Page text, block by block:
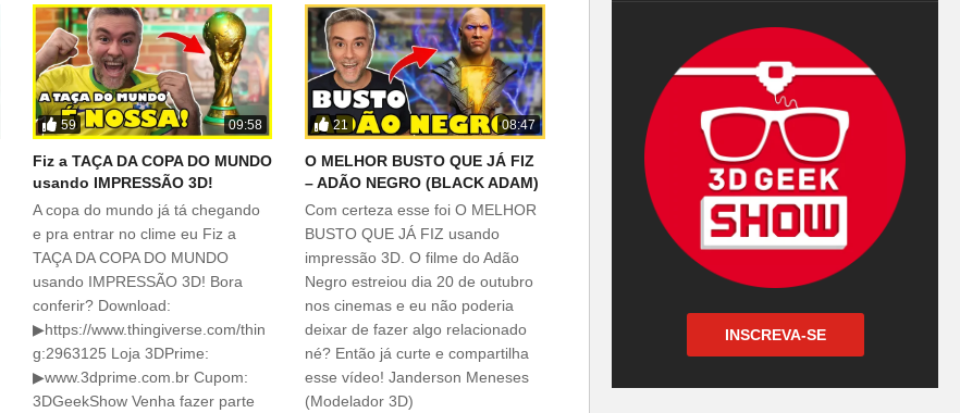
59 09:58
Fiz a TAÇA DA COPA DO MUNDO
usando IMPRESSÃO 3D!
A copa do mundo já tá chegando
e pra entrar no clime eu Fiz a
TAÇA DA COPA DO MUNDO
usando IMPRESSÃO 3D! Bora
conferir? Download:
▶https://www.thingiverse.com/thin
g:2963125 Loja 3DPrime:
▶www.3dprime.com.br Cupom:
3DGeekShow Venha fazer parte
21 08:47
O MELHOR BUSTO QUE JÁ FIZ
– ADÃO NEGRO (BLACK ADAM)
Com certeza esse foi O MELHOR
BUSTO QUE JÁ FIZ usando
impressão 3D. O filme do Adão
Negro estreiou dia 20 de outubro
nos cinemas e eu não poderia
deixar de fazer algo relacionado
né? Então já curte e compartilha
esse vídeo! Janderson Meneses
(Modelador 3D)
INSCREVA-SE